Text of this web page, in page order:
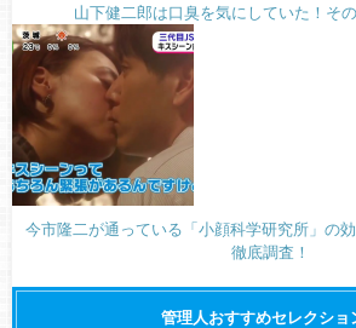
山下健二郎は口臭を気にしていた！そ
今市隆二が通っている「小顔科学研究所」の
徹底調査！
管理人おすすめセレクショ